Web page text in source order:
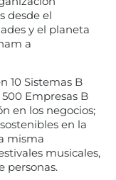
desde el
y el planeta
a
10 Sistemas B
Empresas B
en los negocios;
en la
misma
musicales,
personas.